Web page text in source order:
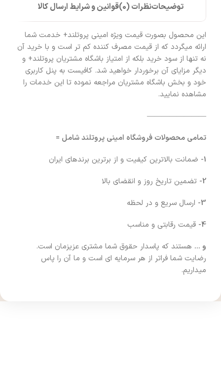
توضیحاتنظرات (0) قوانین و شرایط ارسال کالا
این محصول بصورت قیمت ویژه امینی پروتلند+ خدمت شما
ارائه میگردد که از قیمت مصرف کننده کم تر است و با خرید آن
نه تنها از سود خرید بلکه از امتیاز باشگاه مشتریان پروتلند+ و
دیگر مزایای آن برخوردار خواهید شد. کافیست به پنل کاربری
خود و بخش باشگاه مشتریان مراجعه نموده تا این خدمات را
مشاهده نمایید.
————————
تمامی محصولات فروشگاه امینی پروتلند شامل =
1- ضمانت بالاترین کیفیت و از برترین برندهای ایران
2- تضمین تاریخ روز و انقضای بالا
3- ارسال سریع و در لحظه
4- قیمت رقابتی و مناسب
و … هستند که پاسدار حقوق شما مشتری عزیزمان است.
رضایت شما فراتر از هر سرمایه ای است و ما آن را پاس
میداریم.